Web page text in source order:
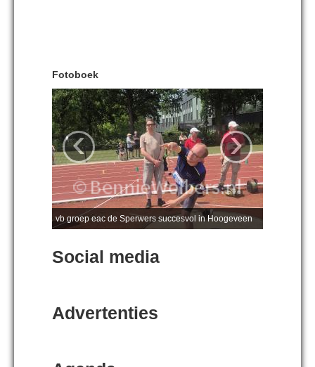
Fotoboek
vb groep eac de Sperwers succesvol in Hoogeveen
‹ ›
Social media
Advertenties